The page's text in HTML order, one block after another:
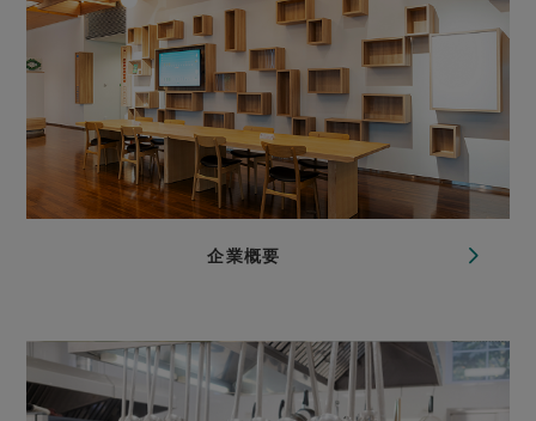
企業概要